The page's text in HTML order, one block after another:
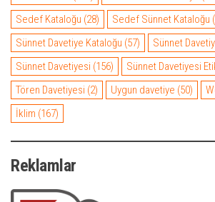
Sedef Kataloğu (28) Sedef Sünnet Kataloğu
Sünnet Davetiye Kataloğu (57) Sünnet
Sünnet Davetiyesi (156) Sünnet Davetiyesi
Tören Davetiyesi (2) Uygun davetiye (50)
İklim (167)
Reklamlar